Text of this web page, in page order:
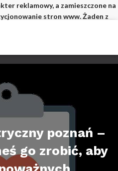
reklamowy, a zamieszczone na
stron www. Żaden z
a wszystkie zostały
poznań –
go zrobić, aby